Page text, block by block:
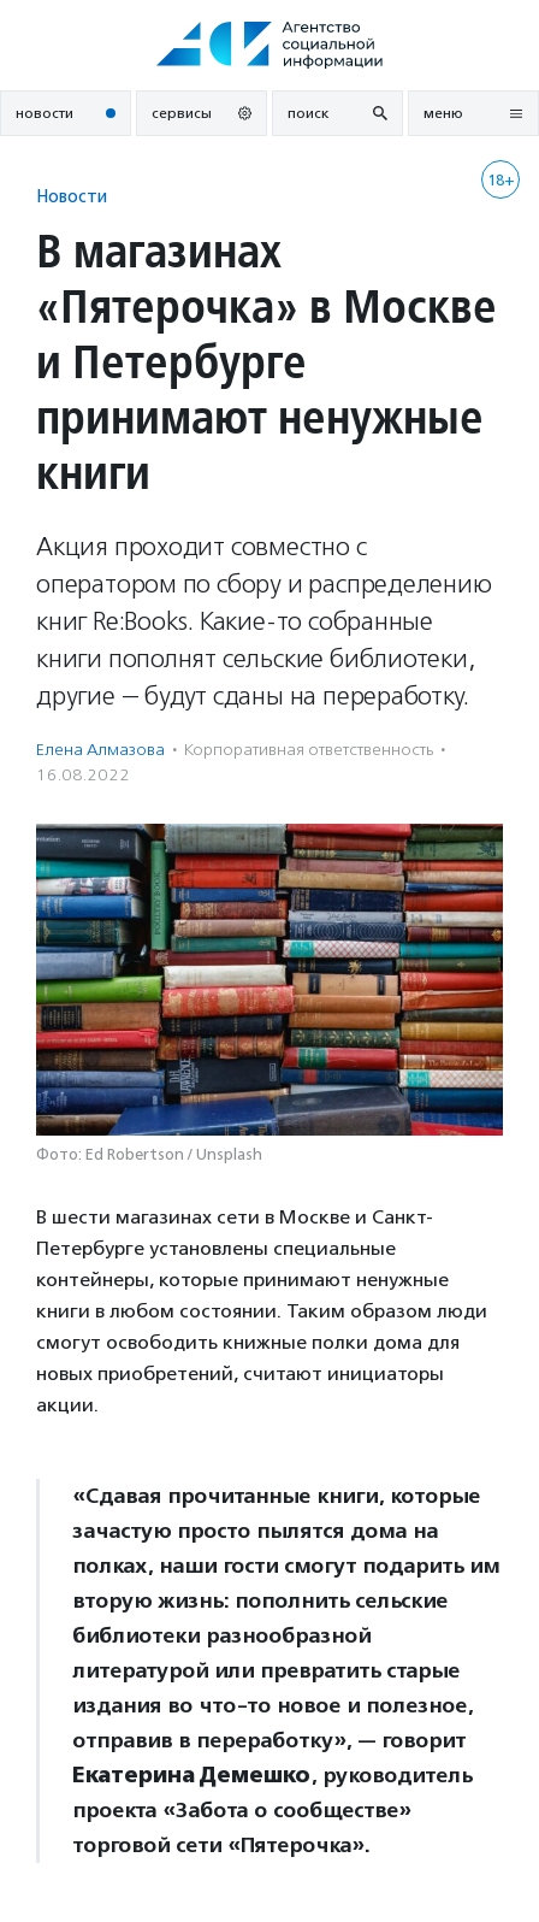
новости сервисы поиск меню
18+
Новости
В магазинах
«Пятерочка» в Москве
и Петербурге
принимают ненужные
книги
Акция проходит совместно с
оператором по сбору и распределению
книг Re:Books. Какие-то собранные
книги пополнят сельские библиотеки,
другие — будут сданы на переработку.
Елена Алмазова · Корпоративная ответственность ·
16.08.2022
Фото: Ed Robertson / Unsplash
В шести магазинах сети в Москве и Санкт-
Петербурге установлены специальные
контейнеры, которые принимают ненужные
книги в любом состоянии. Таким образом люди
смогут освободить книжные полки дома для
новых приобретений, считают инициаторы
акции.
«Сдавая прочитанные книги, которые
зачастую просто пылятся дома на
полках, наши гости смогут подарить им
вторую жизнь: пополнить сельские
библиотеки разнообразной
литературой или превратить старые
издания во что-то новое и полезное,
отправив в переработку», — говорит
Екатерина Демешко, руководитель
проекта «Забота о сообществе»
торговой сети «Пятерочка».